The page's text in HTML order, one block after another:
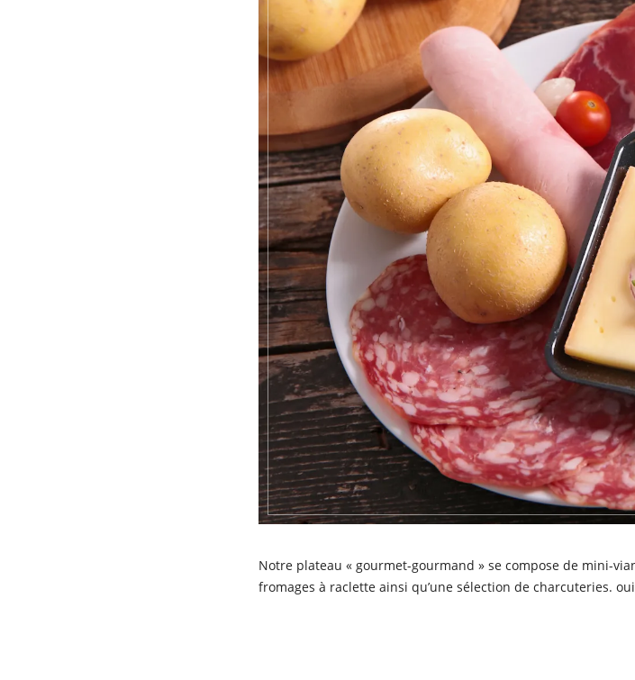
Notre plateau « gourmet-gourmand » se compose de mini-
fromages à raclette ainsi qu’une sélection de charcuteries.